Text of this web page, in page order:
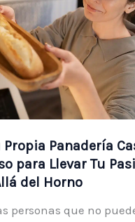
Panadería
para Llevar Tu
del Horno
personas que no